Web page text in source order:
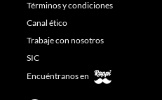
Términos y condiciones
Canal ético
Trabaje con nosotros
SIC
Encuéntranos en